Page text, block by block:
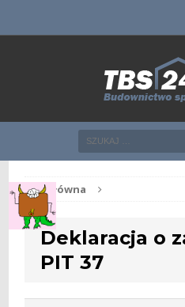
Str. główna
Deklaracja o
PIT 37